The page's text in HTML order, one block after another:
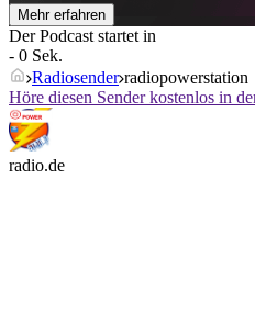
Mehr erfahren
Der Podcast startet in
- 0 Sek.
Radiosender radiopowerstation
Höre diesen Sender kostenlos in
radio.de